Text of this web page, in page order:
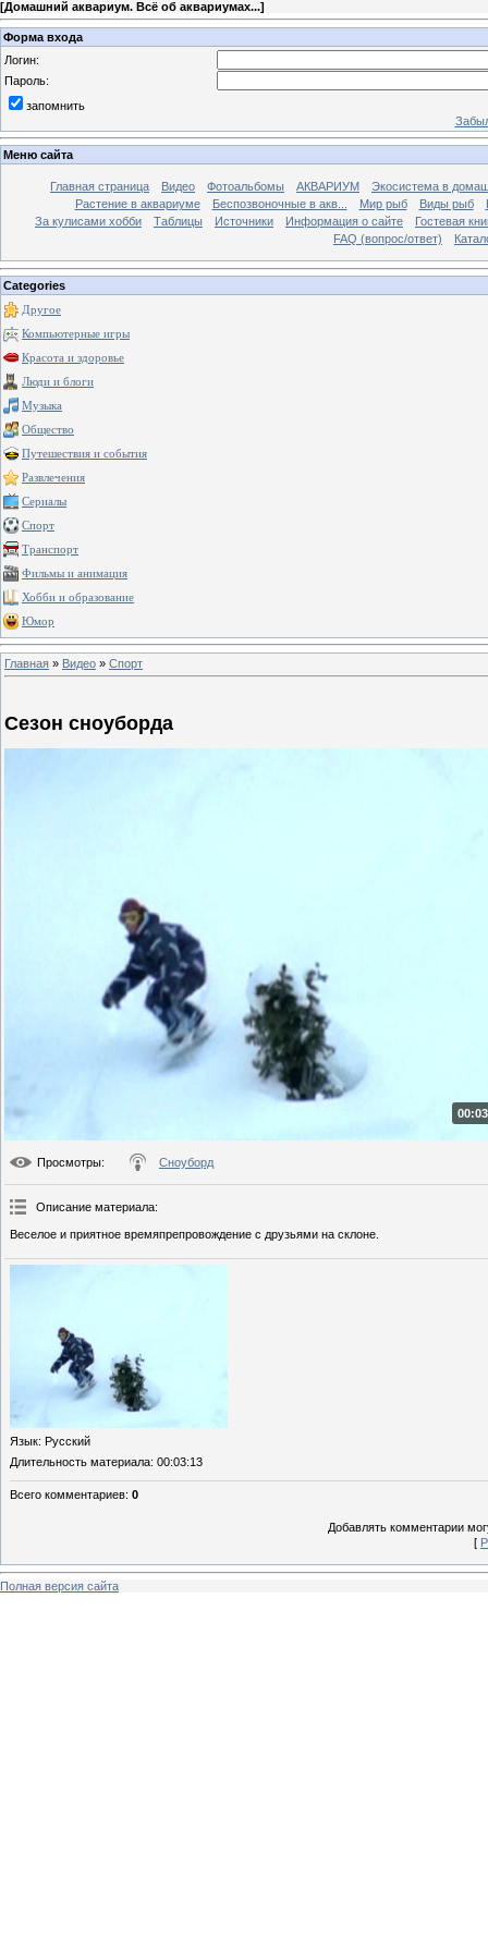
[Домашний аквариум. Всё об аквариумах...]
Форма входа
Логин:
Пароль:
запомнить
Меню сайта
Главная страница Видео Фотоальбомы АКВАРИУМ
Экосистема в
Растение в аквариуме
Беспозвоночные в акв... Мир рыб Виды рыб
За кулисами хобби
Таблицы Источники Информация о сайте
Гостевая
FAQ (вопрос/ответ)
Categories
Другое
Компьютерные игры
Красота и здоровье
Люди и блоги
Музыка
Общество
Путешествия и события
Развлечения
Сериалы
Спорт
Транспорт
Фильмы и анимация
Хобби и образование
Юмор
Главная » Видео » Спорт
Сезон сноуборда
Просмотры: Сноуборд
Описание материала:
Веселое и приятное времяпрепровождение с друзьями на склоне.
Язык: Русский
Длительность материала: 00:03:13
Всего комментариев: 0
Добавлять комментарии
[
Полная версия сайта